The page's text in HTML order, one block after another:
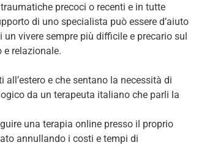
precoci o recenti e in tutte
di uno specialista può essere d’aiuto
vivere sempre più difficile e precario sul
e relazionale.
e che sentano la necessità di
da un terapeuta italiano che parli la
una terapia online presso il proprio
annullando i costi e tempi di